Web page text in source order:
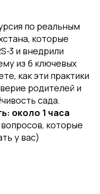
по реальным
которые
3 и внедрили
из 6 ключевых
как эти практики
родителей и
сада.
около 1 часа
которые
у вас)